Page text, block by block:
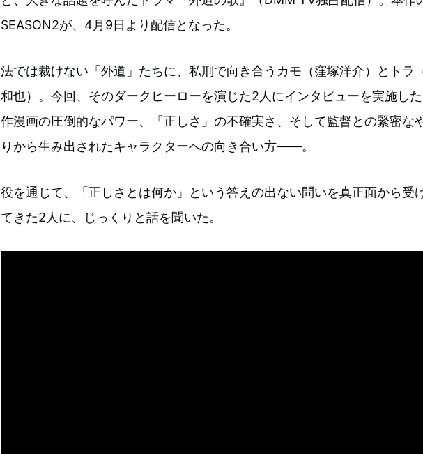
SEASON2が、4月9日より配信となった。
法では裁けない「外道」たちに、私刑で向き合うカモ（窪塚洋介）とトラ
和也）。今回、そのダークヒーローを演じた2人にインタビューを実施し
作漫画の圧倒的なパワー、「正しさ」の不確実さ、そして監督との緊密な
りから生み出されたキャラクターへの向き合い方——。
役を通じて、「正しさとは何か」という答えの出ない問いを真正面から受
てきた2人に、じっくりと話を聞いた。